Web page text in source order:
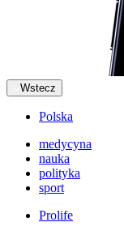
Wstecz
Polska
medycyna
nauka
polityka
sport
Prolife